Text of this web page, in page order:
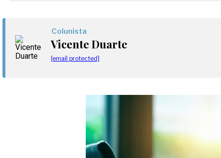
Colunista
Vicente Duarte
[email protected]